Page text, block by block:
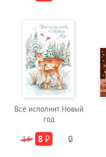
Всё исполнит Новый
год
16 8 ₽ 🔒